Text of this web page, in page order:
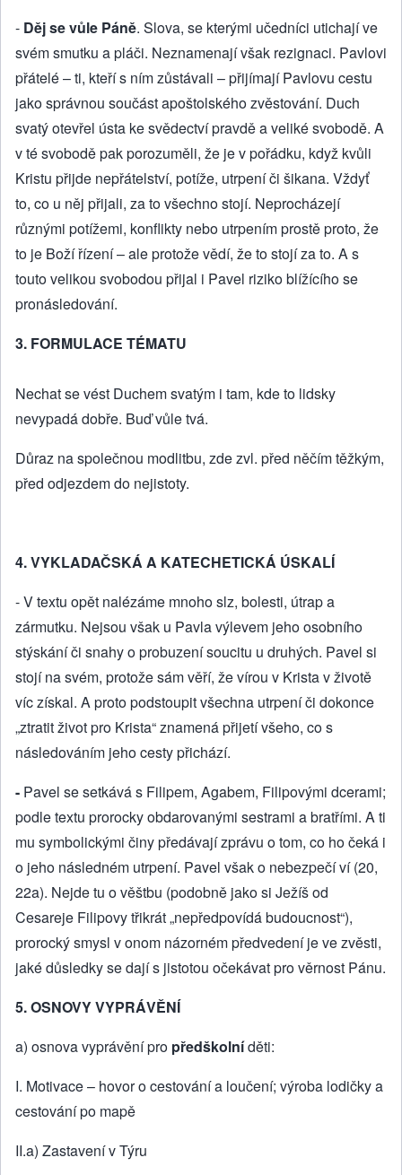
- Děj se vůle Páně. Slova, se kterými učedníci utichají ve
svém smutku a pláči. Neznamenají však rezignaci. Pavlovi
přátelé – ti, kteří s ním zůstávali – přijímají Pavlovu cestu
jako správnou součást apoštolského zvěstování. Duch
svatý otevřel ústa ke svědectví pravdě a veliké svobodě. A
v té svobodě pak porozuměli, že je v pořádku, když kvůli
Kristu přijde nepřátelství, potíže, utrpení či šikana. Vždyť
to, co u něj přijali, za to všechno stojí. Neprocházejí
různými potížemi, konflikty nebo utrpením prostě proto, že
to je Boží řízení – ale protože vědí, že to stojí za to. A s
touto velikou svobodou přijal i Pavel riziko blížícího se
pronásledování.
3. FORMULACE TÉMATU
Nechat se vést Duchem svatým i tam, kde to lidsky
nevypadá dobře. Buď vůle tvá.
Důraz na společnou modlitbu, zde zvl. před něčím těžkým,
před odjezdem do nejistoty.
4. VYKLADAČSKÁ A KATECHETICKÁ ÚSKALÍ
- V textu opět nalézáme mnoho slz, bolesti, útrap a
zármutku. Nejsou však u Pavla výlevem jeho osobního
stýskání či snahy o probuzení soucitu u druhých. Pavel si
stojí na svém, protože sám věří, že vírou v Krista v životě
víc získal. A proto podstoupit všechna utrpení či dokonce
„ztratit život pro Krista“ znamená přijetí všeho, co s
následováním jeho cesty přichází.
- Pavel se setkává s Filipem, Agabem, Filipovými dcerami;
podle textu prorocky obdarovanými sestrami a bratřími. A ti
mu symbolickými činy předávají zprávu o tom, co ho čeká i
o jeho následném utrpení. Pavel však o nebezpečí ví (20,
22a). Nejde tu o věštbu (podobně jako si Ježíš od
Cesareje Filipovy třikrát „nepředpovídá budoucnost“),
prorocký smysl v onom názorném předvedení je ve zvěsti,
jaké důsledky se dají s jistotou očekávat pro věrnost Pánu.
5. OSNOVY VYPRÁVĚNÍ
a) osnova vyprávění pro předškolníděti:
I. Motivace – hovor o cestování a loučení; výroba lodičky a
cestování po mapě
II.a) Zastavení v Týru